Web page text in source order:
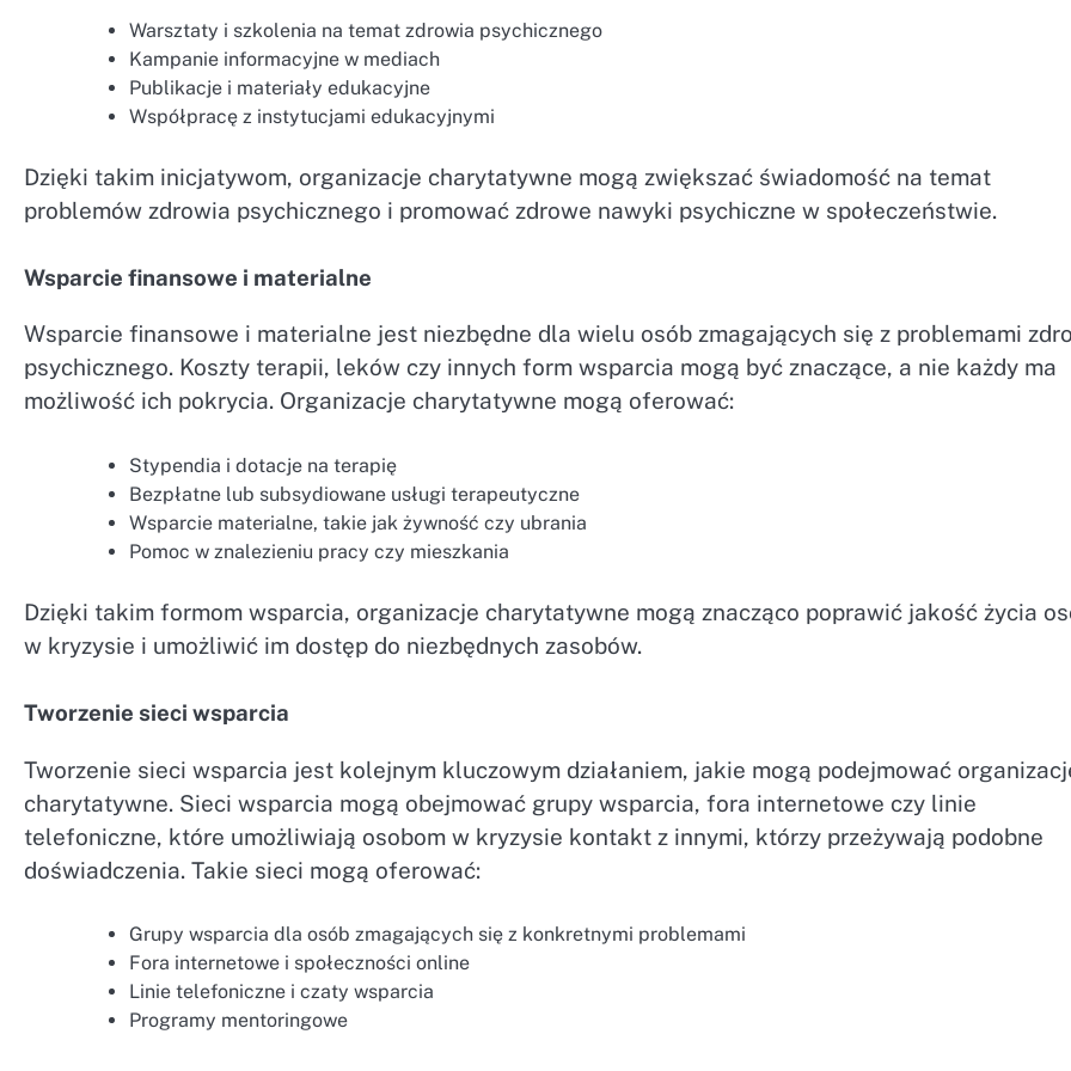
Warsztaty i szkolenia na temat zdrowia psychicznego
Kampanie informacyjne w mediach
Publikacje i materiały edukacyjne
Współpracę z instytucjami edukacyjnymi
Dzięki takim inicjatywom, organizacje charytatywne mogą zwiększać świadomość na temat
problemów zdrowia psychicznego i promować zdrowe nawyki psychiczne w społeczeństwie.
Wsparcie finansowe i materialne
Wsparcie finansowe i materialne jest niezbędne dla wielu osób zmagających się z problemami
psychicznego. Koszty terapii, leków czy innych form wsparcia mogą być znaczące, a nie każdy ma
możliwość ich pokrycia. Organizacje charytatywne mogą oferować:
Stypendia i dotacje na terapię
Bezpłatne lub subsydiowane usługi terapeutyczne
Wsparcie materialne, takie jak żywność czy ubrania
Pomoc w znalezieniu pracy czy mieszkania
Dzięki takim formom wsparcia, organizacje charytatywne mogą znacząco poprawić jakość życia
w kryzysie i umożliwić im dostęp do niezbędnych zasobów.
Tworzenie sieci wsparcia
Tworzenie sieci wsparcia jest kolejnym kluczowym działaniem, jakie mogą podejmować
charytatywne. Sieci wsparcia mogą obejmować grupy wsparcia, fora internetowe czy linie
telefoniczne, które umożliwiają osobom w kryzysie kontakt z innymi, którzy przeżywają podobne
doświadczenia. Takie sieci mogą oferować:
Grupy wsparcia dla osób zmagających się z konkretnymi problemami
Fora internetowe i społeczności online
Linie telefoniczne i czaty wsparcia
Programy mentoringowe